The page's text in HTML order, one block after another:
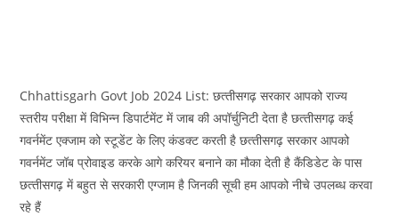
Chhattisgarh Govt Job 2024 List: छत्‍तीसगढ़ सरकार आपको राज्य
स्तरीय परीक्षा में विभिन्न डिपार्टमेंट में जाब की अपॉर्चुनिटी देता है छत्‍तीसगढ़ कई
गवर्नमेंट एक्जाम को स्टूडेंट के लिए कंडक्ट करती है छत्‍तीसगढ़ सरकार आपको
गवर्नमेंट जॉब प्रोवाइड करके आगे करियर बनाने का मौका देती है कैंडिडेट के पास
छत्‍तीसगढ़ में बहुत से सरकारी एग्जाम है जिनकी सूची हम आपको नीचे उपलब्ध करवा
रहे हैं